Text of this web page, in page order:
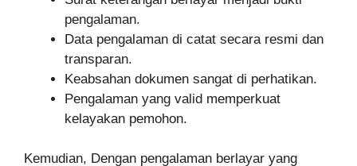
pengalaman.
Data pengalaman di catat secara resmi dan
transparan.
Keabsahan dokumen sangat di perhatikan.
Pengalaman yang valid memperkuat
kelayakan pemohon.
Kemudian, Dengan pengalaman berlayar yang